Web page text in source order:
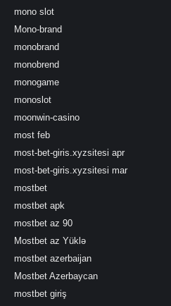
mono slot
Mono-brand
monobrand
monobrend
monogame
monoslot
moonwin-casino
most feb
most-bet-giris.xyzsitesi apr
most-bet-giris.xyzsitesi mar
mostbet
mostbet apk
mostbet az 90
Mostbet az Yüklə
mostbet azerbaijan
Mostbet Azerbaycan
mostbet giriş